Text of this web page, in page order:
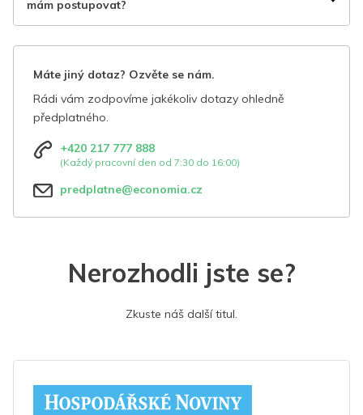
mám postupovat?
Máte jiný dotaz? Ozvěte se nám.
Rádi vám zodpovíme jakékoliv dotazy ohledně
předplatného.
+420 217 777 888
(Každý pracovní den od 7:30 do 16:00)
predplatne@economia.cz
Nerozhodli jste se?
Zkuste náš další titul.